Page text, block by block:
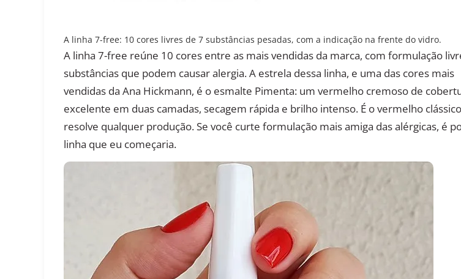
A linha 7-free: 10 cores livres de 7 substâncias pesadas, com a indicação na frente do vidro.
A linha 7-free reúne 10 cores entre as mais vendidas da marca, com formulação
substâncias que podem causar alergia. A estrela dessa linha, e uma das cores mais
vendidas da Ana Hickmann, é o esmalte Pimenta: um vermelho cremoso de
excelente em duas camadas, secagem rápida e brilho intenso. É o vermelho
resolve qualquer produção. Se você curte formulação mais amiga das alérgicas, é
linha que eu começaria.